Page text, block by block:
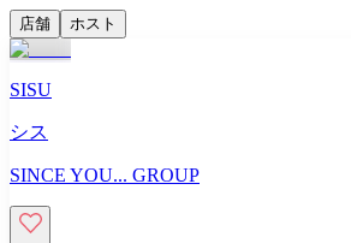
店舗 ホスト
SISU
シス
SINCE YOU... GROUP